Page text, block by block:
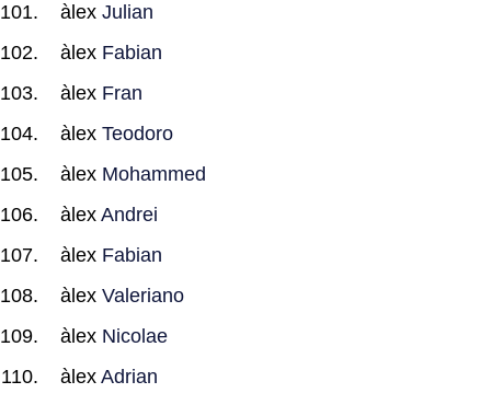
àlex Julian
àlex Fabian
àlex Fran
àlex Teodoro
àlex Mohammed
àlex Andrei
àlex Fabian
àlex Valeriano
àlex Nicolae
àlex Adrian